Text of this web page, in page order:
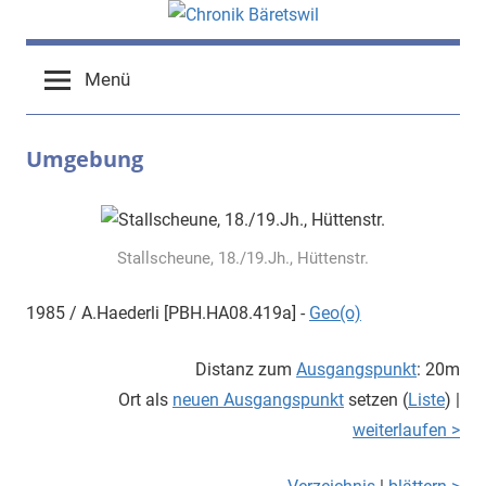
Inhalt
springenchronik-
baeretswil.ch
baeretswil.ch
Menü
Umgebung
Stallscheune, 18./19.Jh., Hüttenstr.
1985 / A.Haederli [PBH.HA08.419a] - Geo(o)
Distanz zum Ausgangspunkt: 20m
Ort als neuen Ausgangspunkt setzen (Liste) |
weiterlaufen >